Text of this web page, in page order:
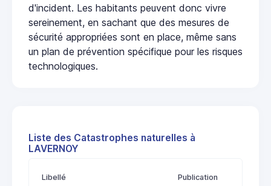
d'incident. Les habitants peuvent donc vivre
sereinement, en sachant que des mesures de
sécurité appropriées sont en place, même sans
un plan de prévention spécifique pour les risques
technologiques.
Liste des Catastrophes naturelles à
LAVERNOY
Libellé Publication